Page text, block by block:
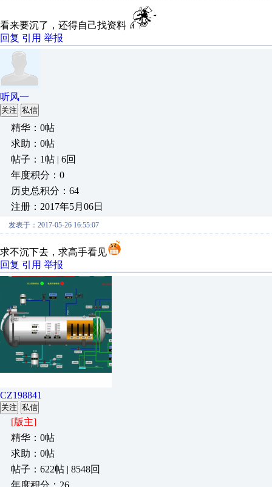
看来要沉了，还得自己找资料
回复 引用 举报
听风一
关注 私信
精华：0帖
求助：0帖
帖子：1帖 | 6回
年度积分：0
历史总积分：64
注册：2017年5月06日
发表于：2017-05-26 16:55:07
求不沉下去，求高手看见
回复 引用 举报
CZ198841
关注 私信
[版主]
精华：0帖
求助：0帖
帖子：622帖 | 8548回
年度积分：26